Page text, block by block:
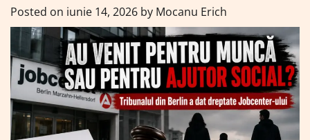
Posted on iunie 14, 2026 by Mocanu Erich